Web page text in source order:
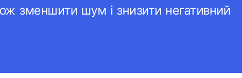
зменшити шум і знизити негативний